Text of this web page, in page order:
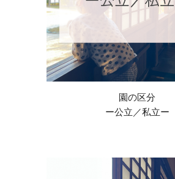
園の区分
ー公立／私立ー